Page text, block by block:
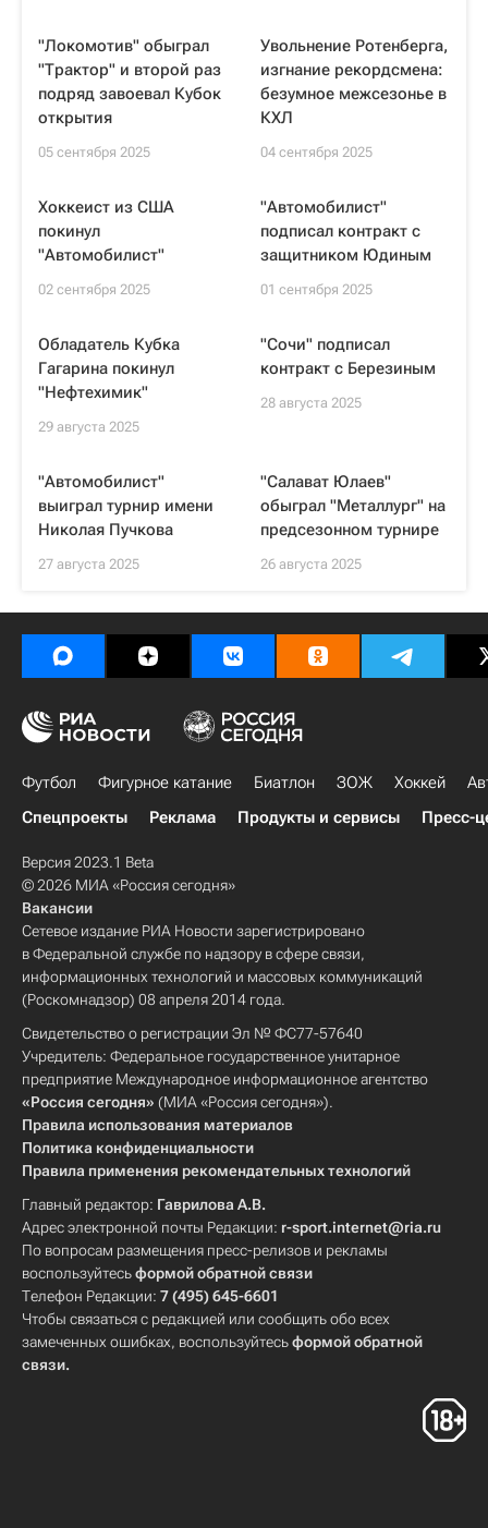
"Локомотив" обыграл
"Трактор" и второй раз
подряд завоевал Кубок
открытия
05 сентября 2025
Увольнение Ротенберга,
изгнание рекордсмена:
безумное межсезонье в
КХЛ
04 сентября 2025
Хоккеист из США
покинул
"Автомобилист"
02 сентября 2025
"Автомобилист"
подписал контракт с
защитником Юдиным
01 сентября 2025
Обладатель Кубка
Гагарина покинул
"Нефтехимик"
29 августа 2025
"Сочи" подписал
контракт с Березиным
28 августа 2025
"Автомобилист"
выиграл турнир имени
Николая Пучкова
27 августа 2025
"Салават Юлаев"
обыграл "Металлург" на
предсезонном турнире
26 августа 2025
Футбол Фигурное катание Биатлон ЗОЖ Хоккей
Спецпроекты
Реклама Продукты и сервисы Пресс-
Версия 2023.1 Beta
© 2026 МИА «Россия сегодня»
Вакансии
Сетевое издание РИА Новости зарегистрировано
в Федеральной службе по надзору в сфере связи,
информационных технологий и массовых коммуникаций
(Роскомнадзор) 08 апреля 2014 года.
Свидетельство о регистрации Эл № ФС77-57640
Учредитель: Федеральное государственное унитарное
предприятие Международное информационное агентство
«Россия сегодня» (МИА «Россия сегодня»).
Правила использования материалов
Политика конфиденциальности
Правила применения рекомендательных технологий
Главный редактор: Гаврилова А.В.
Адрес электронной почты Редакции: r-sport.internet@ria.ru
По вопросам размещения пресс-релизов и рекламы
воспользуйтесьформой обратной связи
Телефон Редакции: 7 (495) 645-6601
Чтобы связаться с редакцией или сообщить обо всех
замеченных ошибках, воспользуйтесьформой обратной
связи.